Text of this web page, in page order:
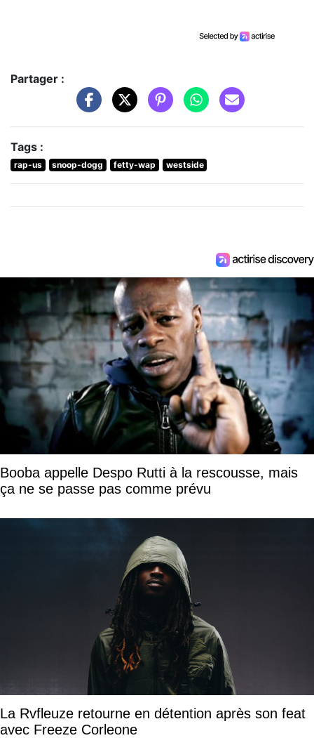
Partager :
Tags :
rap-us snoop-dogg fetty-wap westside
Booba appelle Despo Rutti à la rescousse, mais
ça ne se passe pas comme prévu
La Rvfleuze retourne en détention après son feat
avec Freeze Corleone